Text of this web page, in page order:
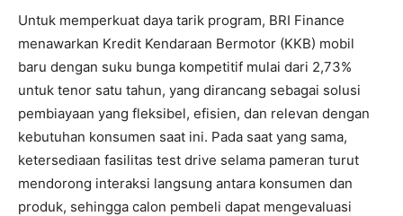
Untuk memperkuat daya tarik program, BRI Finance
menawarkan Kredit Kendaraan Bermotor (KKB) mobil
baru dengan suku bunga kompetitif mulai dari 2,73%
untuk tenor satu tahun, yang dirancang sebagai solusi
pembiayaan yang fleksibel, efisien, dan relevan dengan
kebutuhan konsumen saat ini. Pada saat yang sama,
ketersediaan fasilitas test drive selama pameran turut
mendorong interaksi langsung antara konsumen dan
produk, sehingga calon pembeli dapat mengevaluasi